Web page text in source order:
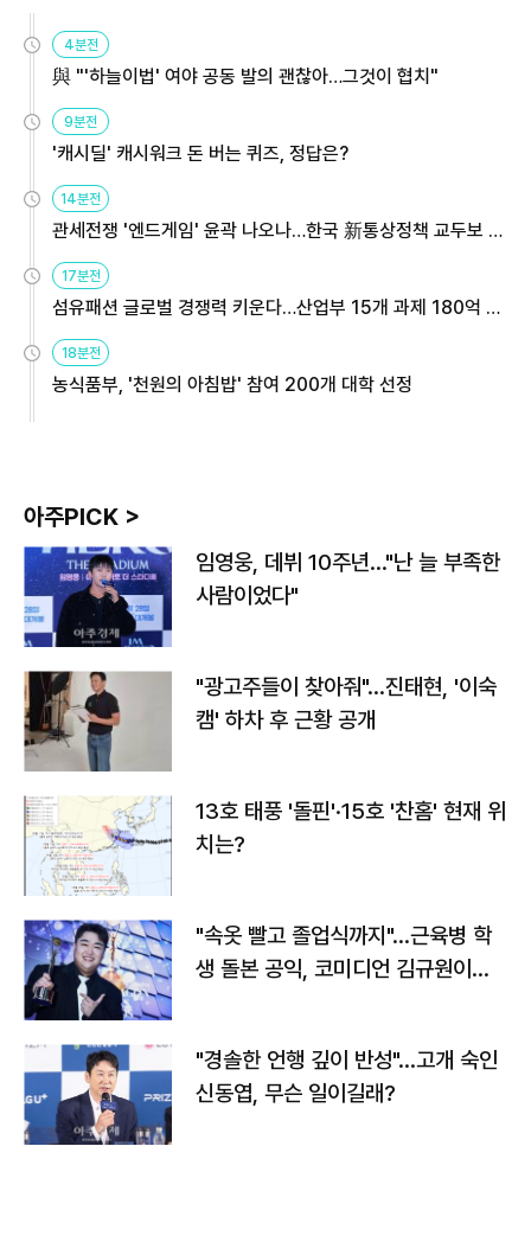
4분전
與 "'하늘이법' 여야 공동 발의 괜찮아…그것이 협치"
9분전
'캐시딜' 캐시워크 돈 버는 퀴즈, 정답은?
14분전
관세전쟁 '엔드게임' 윤곽 나오나…한국 新통상정책 교두보 활
용해야
17분전
섬유패션 글로벌 경쟁력 키운다…산업부 15개 과제 180억 지
원
18분전
농식품부, '천원의 아침밥' 참여 200개 대학 선정
아주PICK >
임영웅, 데뷔 10주년…"난 늘 부족한
사람이었다"
"광고주들이 찾아줘"…진태현, '이숙
캠' 하차 후 근황 공개
13호 태풍 '돌핀'·15호 '찬홈' 현재 위
치는?
"속옷 빨고 졸업식까지"…근육병 학
생 돌본 공익, 코미디언 김규원이었
"경솔한 언행 깊이 반성"…고개 숙인
신동엽, 무슨 일이길래?